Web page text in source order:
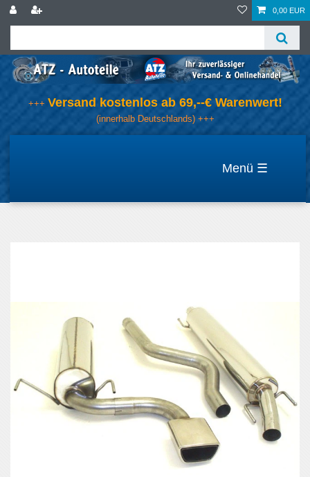
0,00 EUR
+++ Versand kostenlos ab 69,--€ Warenwert!
(innerhalb Deutschlands) +++
☰